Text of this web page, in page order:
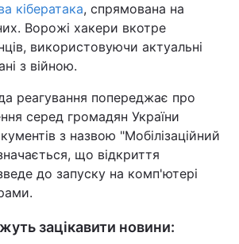
кібератака, спрямована на
Ворожі хакери вкотре
використовуючи актуальні
з війною.
реагування попереджає про
серед громадян України
з назвою "Мобілізаційний
що відкриття
до запуску на комп'ютері
зацікавити новини: